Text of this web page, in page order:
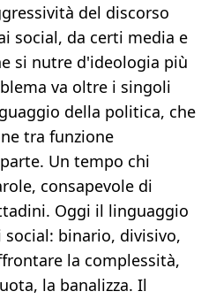
del discorso
social, da certi media e
si nutre d'ideologia più
va oltre i singoli
della politica, che
tra funzione
Un tempo chi
consapevole di
Oggi il linguaggio
binario, divisivo,
la complessità,
la banalizza. Il